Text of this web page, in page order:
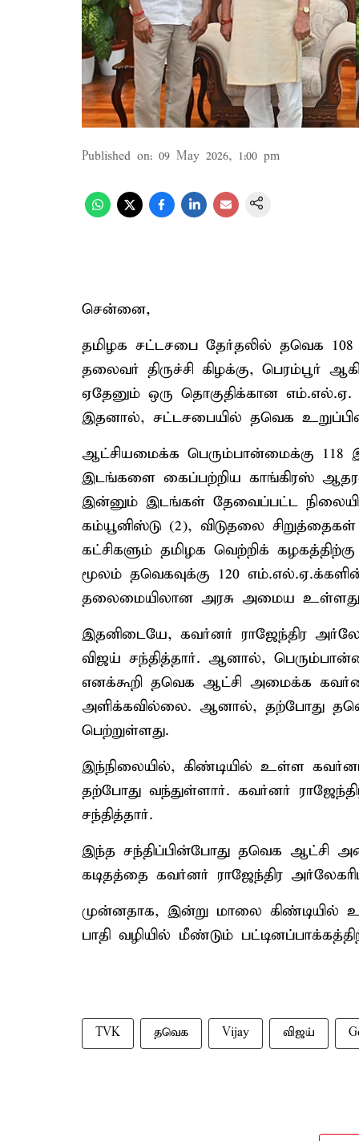
Published on: 09 May 2026, 1:00 pm
சென்னை,
தமிழக சட்டசபை தேர்தலில் தவெக
தலைவர் திருச்சி கிழக்கு, பெரம்பூர்
ஏதேனும் ஒரு தொகுதிக்கான
இதனால், சட்டசபையில் தவெக
ஆட்சியமைக்க பெரும்பான்மைக்கு 118
இடங்களை கைப்பற்றிய காங்கிரஸ்
இன்னும் இடங்கள் தேவைப்பட்ட நிலையில்
கம்யூனிஸ்டு (2), விடுதலை
கட்சிகளும் தமிழக வெற்றிக்
மூலம் தவெகவுக்கு 120
தலைமையிலான அரசு அமைய
இதனிடையே, கவர்னர் ராஜேந்திர
விஜய் சந்தித்தார். ஆனால்,
எனக்கூறி தவெக ஆட்சி அமைக்க
அளிக்கவில்லை. ஆனால், தற்போது
பெற்றுள்ளது.
இந்நிலையில், கிண்டியில் உள்ள
தற்போது வந்துள்ளார். கவர்னர்
சந்தித்தார்.
இந்த சந்திப்பின்போது தவெக ஆட்சி
கடிதத்தை கவர்னர் ராஜேந்திர
முன்னதாக, இன்று மாலை கிண்டியில்
பாதி வழியில் மீண்டும்
TVK தவெக Vijay விஜய்